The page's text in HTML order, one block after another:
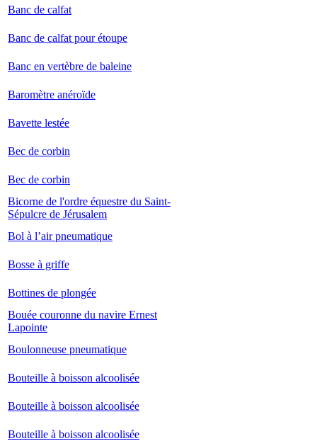
Banc de calfat
Banc de calfat pour étoupe
Banc en vertèbre de baleine
Baromètre anéroïde
Bavette lestée
Bec de corbin
Bec de corbin
Bicorne de l'ordre équestre du Saint-
Sépulcre de Jérusalem
Bol à l’air pneumatique
Bosse à griffe
Bottines de plongée
Bouée couronne du navire Ernest
Lapointe
Boulonneuse pneumatique
Bouteille à boisson alcoolisée
Bouteille à boisson alcoolisée
Bouteille à boisson alcoolisée